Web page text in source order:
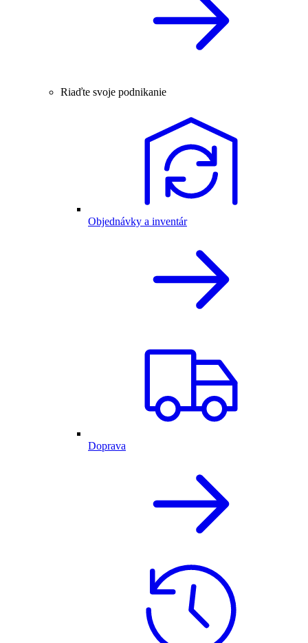
Riaďte svoje podnikanie
Objednávky a inventár
Doprava